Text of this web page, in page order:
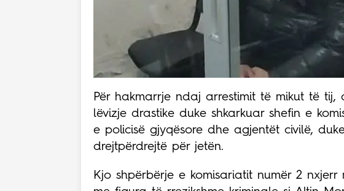
Për hakmarrje ndaj arrestimit të mikut të
lëvizje drastike duke shkarkuar shefin e
e policisë gjyqësore dhe agjentët civilë,
drejtpërdrejtë për jetën.
Kjo shpërbërje e komisariatit numër 2